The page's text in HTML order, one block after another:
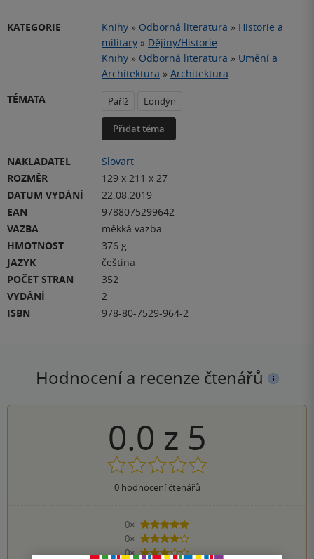
KATEGORIE Knihy » Odborná literatura » Historie a
military » Dějiny/Historie
Knihy » Odborná literatura » Umění a
Architektura » Architektura
TÉMATA
Paříž Londýn
Přidat téma
NAKLADATEL
Slovart
ROZMĚR
129 x 211 x 27
DATUM VYDÁNÍ
22.08.2019
EAN
9788075299642
VAZBA
měkká vazba
HMOTNOST
376 g
JAZYK
čeština
POČET STRAN
352
VYDÁNÍ
2
ISBN
978-80-7529-964-2
Hodnocení a recenze čtenářů
0.0 z 5
0hodnocení čtenářů
0×
5 hvězdiček
0×
4 hvězdičky
0×
3 hvězdičky